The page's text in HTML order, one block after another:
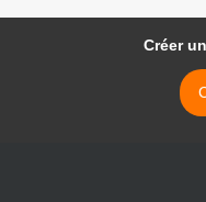
Créer